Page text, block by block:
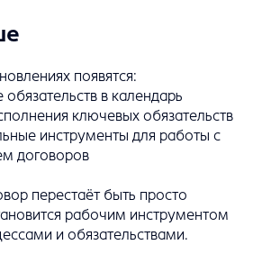
появятся:
в календарь
ключевых обязательств
инструменты для работы с
договоров
перестаёт быть просто
рабочим инструментом
и обязательствами.